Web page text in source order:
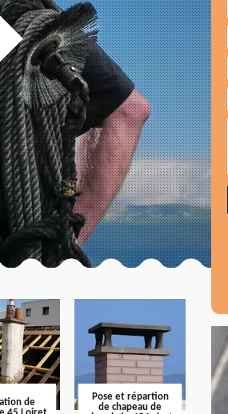
de
Pose et répartion
de chapeau de